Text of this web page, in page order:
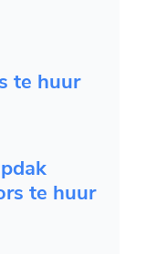
te huur
te huur